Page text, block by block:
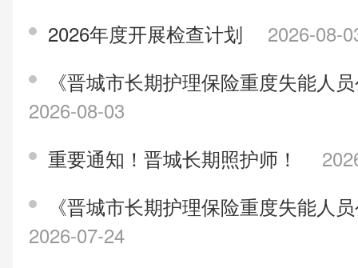
2026年度开展检查计划
2026-08-
《晋城市长期护理保险重度失能人
2026-08-03
重要通知！晋城长期照护师！
《晋城市长期护理保险重度失能人
2026-07-24